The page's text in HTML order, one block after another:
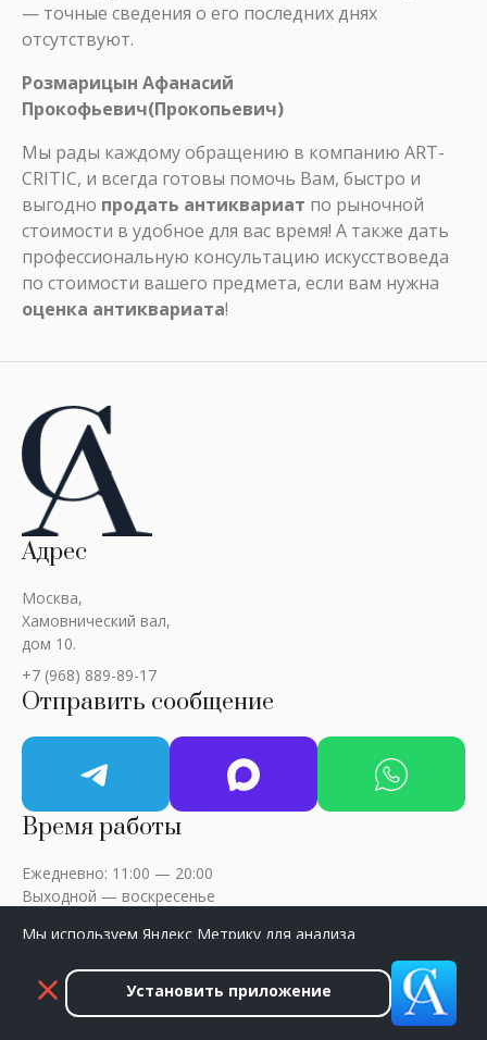
— точные сведения о его последних днях
отсутствуют.
Розмарицын Афанасий
Прокофьевич(Прокопьевич)
Мы рады каждому обращению в компанию ART-
CRITIC, и всегда готовы помочь Вам, быстро и
выгодно продать антиквариат по рыночной
стоимости в удобное для вас время! А также дать
профессиональную консультацию искусствоведа
по стоимости вашего предмета, если вам нужна
оценка антиквариата!
Адрес
Москва,
Хамовнический вал,
дом 10.
+7 (968) 889-89-17
Отправить сообщение
Время работы
Ежедневно: 11:00 — 20:00
Выходной — воскресенье
ART-CRITIC © 2018 - 2026 / Все права защищены
Установить приложение
Мы используем Яндекс Метрику для анализа
разрешить сбор данных.